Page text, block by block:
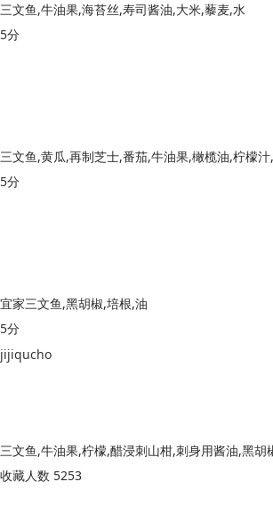
三文鱼,牛油果,海苔丝,寿司酱油,大米,藜麦,水
5分
三文鱼,黄瓜,再制芝士,番茄,牛油果,橄榄油,柠檬
5分
宜家三文鱼,黑胡椒,培根,油
5分
jijiqucho
三文鱼,牛油果,柠檬,醋浸刺山柑,刺身用酱油,黑胡
收藏人数 5253